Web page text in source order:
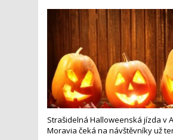
Strašidelná Halloweenská jízda v
Moravia čeká na návštěvníky už